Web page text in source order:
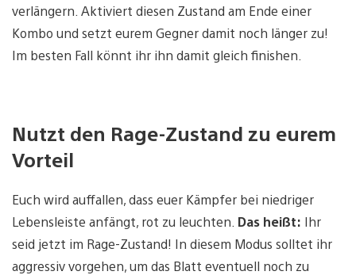
verlängern. Aktiviert diesen Zustand am Ende einer
Kombo und setzt eurem Gegner damit noch länger zu!
Im besten Fall könnt ihr ihn damit gleich finishen.
Nutzt den Rage-Zustand zu eurem
Vorteil
Euch wird auffallen, dass euer Kämpfer bei niedriger
Lebensleiste anfängt, rot zu leuchten. Das heißt: Ihr
seid jetzt im Rage-Zustand! In diesem Modus solltet ihr
aggressiv vorgehen, um das Blatt eventuell noch zu